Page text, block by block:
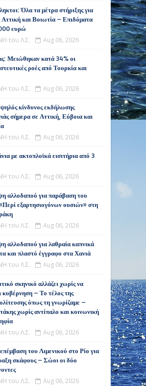
Όλα τα μέτρα στήριξης για
Αττική και Βοιωτία – Επιδόματα
ευρώ
του Λ.Σ. Aug 06, 2026
Μειώθηκαν κατά 34% οι
ροές από Τουρκία και
του Λ.Σ. Aug 06, 2026
κίνδυνος εκδήλωσης
σήμερα σε Αττική, Εύβοια και
του Λ.Σ. Aug 06, 2026
με ακτοπλοϊκά εισιτήρια από 3
του Λ.Σ. Aug 06, 2026
αλλοδαπού για παράβαση του
εξαρτησιογόνων ουσιών» στη
του Λ.Σ. Aug 06, 2026
αλλοδαπού για λαθραία καπνικά
και πλαστό έγγραφο στα Χανιά
του Λ.Σ. Aug 06, 2026
σκηνικό αλλάζει χωρίς να
κυβέρνηση – Το τέλος της
όπως τη γνωρίζαμε –
χωρίς αντίπαλο και κοινωνική
του Λ.Σ. Aug 06, 2026
του Λιμενικού στο Ρίο για
σκάφους – Σώοι οι δύο
του Λ.Σ. Aug 06, 2026